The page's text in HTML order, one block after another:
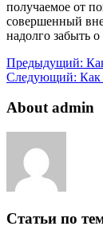
получаемое от
совершенный
надолго забыть
Предыдущий:
Следующий: Как
About admin
Статьи по